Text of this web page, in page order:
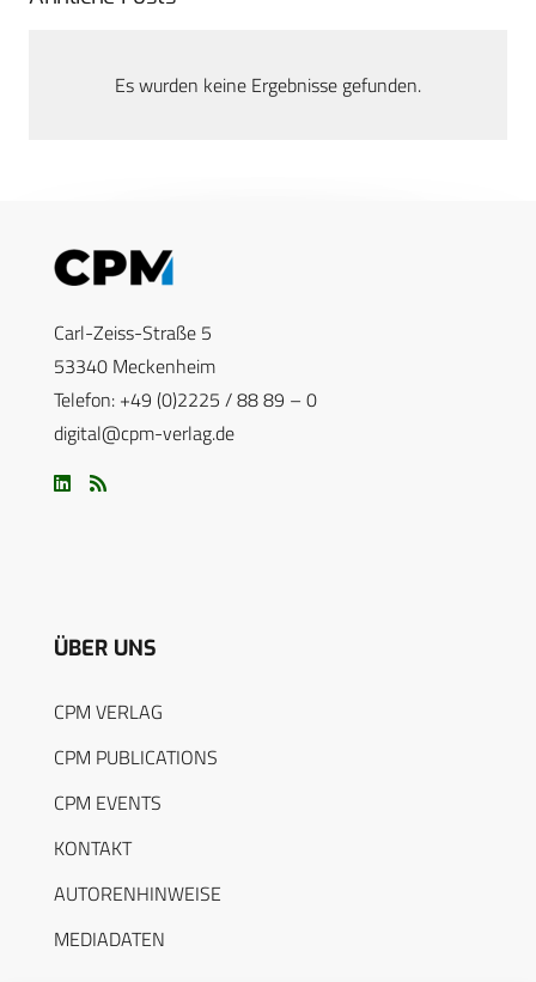
Es wurden keine Ergebnisse gefunden.
Carl-Zeiss-Straße 5
53340 Meckenheim
Telefon: +49 (0)2225 / 88 89 – 0
digital@cpm-verlag.de
ÜBER UNS
CPM VERLAG
CPM PUBLICATIONS
CPM EVENTS
KONTAKT
AUTORENHINWEISE
MEDIADATEN